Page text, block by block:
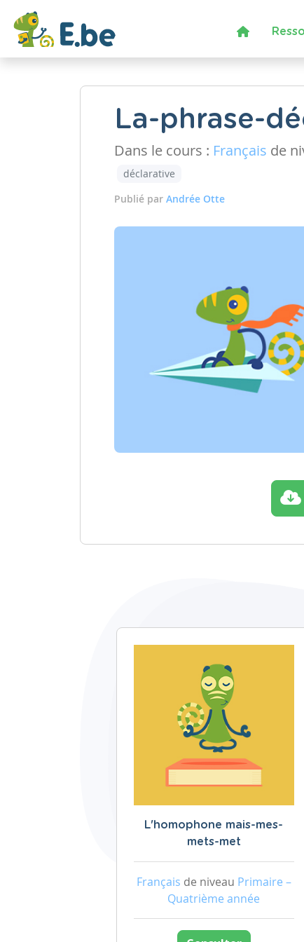
La-phrase-
Dans le cours : Français de
déclarative
Publié par Andrée Otte
L'homophone mais-mes-
mets-met
Français de niveau Primaire –
Quatrième année